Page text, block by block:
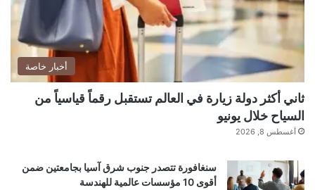
مستمرة في مناطق صرين وعين عيسى.
اقرأ أيضًا: سنغافورة تتصدر جنوب شرق آسيا
بجامعتين ضمن أقوى 10 مؤسسات عالمية للهندسة
المصدر: “رووداو” + RT
إقرأ المزيد
أخبار خاصة
ثاني أكثر دولة زيارة في العالم تستقبل رقماً قياسياً من
السياح خلال يونيو
أغسطس 8, 2026
سنغافورة تتصدر جنوب شرق آسيا بجامعتين ضمن
أقوى 10 مؤسسات عالمية للهندسة